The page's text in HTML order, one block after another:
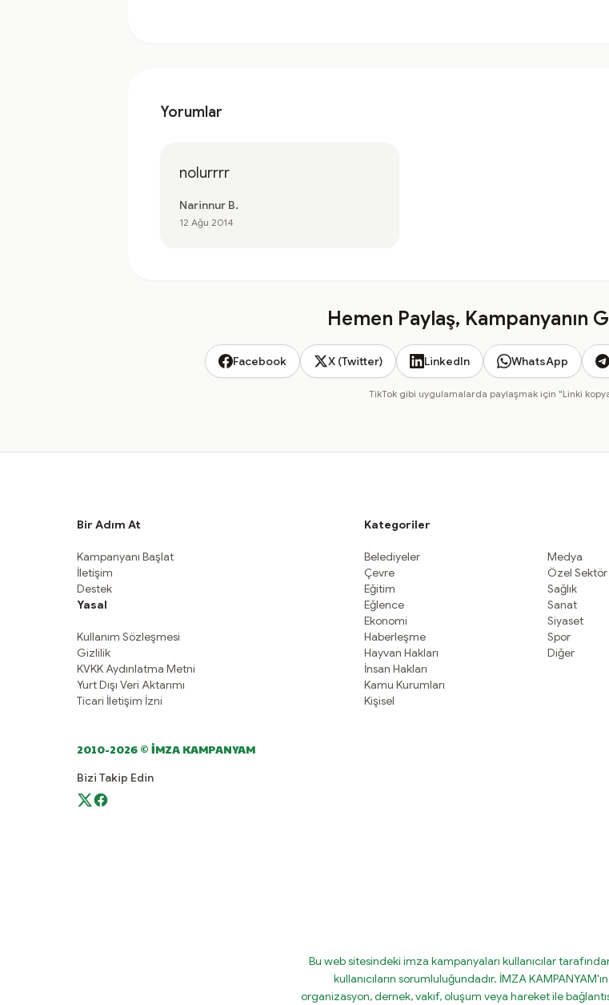
Yorumlar
nolurrrr
Narinnur B.
12 Ağu 2014
Hemen Paylaş, Kampanyanın
Facebook X (Twitter) LinkedIn WhatsApp
TikTok gibi uygulamalarda paylaşmak için "Linki
Bir Adım At
Kampanyanı Başlat
İletişim
Destek
Yasal
Kullanım Sözleşmesi
Gizlilik
KVKK Aydınlatma Metni
Yurt Dışı Veri Aktarımı
Ticari İletişim İzni
2010-2026 © İMZA KAMPANYAM
Bizi Takip Edin
Kategoriler
Belediyeler
Çevre
Eğitim
Eğlence
Ekonomi
Haberleşme
Hayvan Hakları
İnsan Hakları
Kamu Kurumları
Kişisel
Medya
Özel Sektör
Sağlık
Sanat
Siyaset
Spor
Diğer
Bu web sitesindeki imza kampanyaları kullanıcılar
kullanıcıların sorumluluğundadır. İMZA
organizasyon, dernek, vakıf, oluşum veya hareket ile